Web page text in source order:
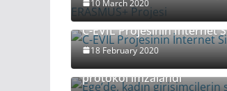
10 March 2020
C-EVIL Projesinin İnternet
18 February 2020
Ege’de, kadın girişimcilerin
protokol imzalandı